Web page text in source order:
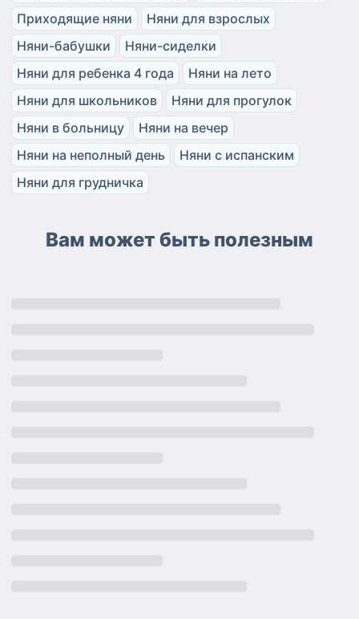
Приходящие няни
Няни для взрослых
Няни-бабушки
Няни-сиделки
Няни для ребенка 4 года
Няни на лето
Няни для школьников
Няни для прогулок
Няни в больницу
Няни на вечер
Няни на неполный день
Няни с испанским
Няни для грудничка
Вам может быть полезным